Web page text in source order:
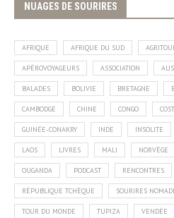
NUAGES DE SOURIRES
AFRIQUE AFRIQUE DU SUD
APÉROVOYAGEURS ASSOCIATION
BALADES BOLIVIE BRETAGNE
CAMBODGE CHINE CONGO
GUINÉE-CONAKRY INDE INSOLITE
LAOS LIVRES MALI NORVÈGE
OUGANDA PODCAST RENCONTRES
RÉPUBLIQUE TCHÈQUE SOURIRES
TOUR DU MONDE TUPIZA VENDÉE